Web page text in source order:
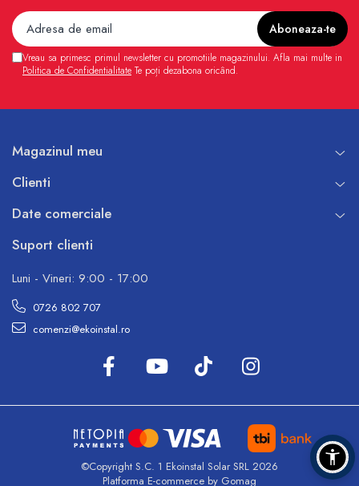
Vreau sa primesc primul newsletter cu promotiile magazinului. Afla mai multe in
Politica de Confidentialitate Te poți dezabona oricând.
Magazinul meu
Clienti
Date comerciale
Suport clienti
Luni - Vineri: 9:00 - 17:00
0726 802 707
comenzi@ekoinstal.ro
©Copyright S.C. 1 Ekoinstal Solar SRL 2026
Platforma E-commerce by Gomag